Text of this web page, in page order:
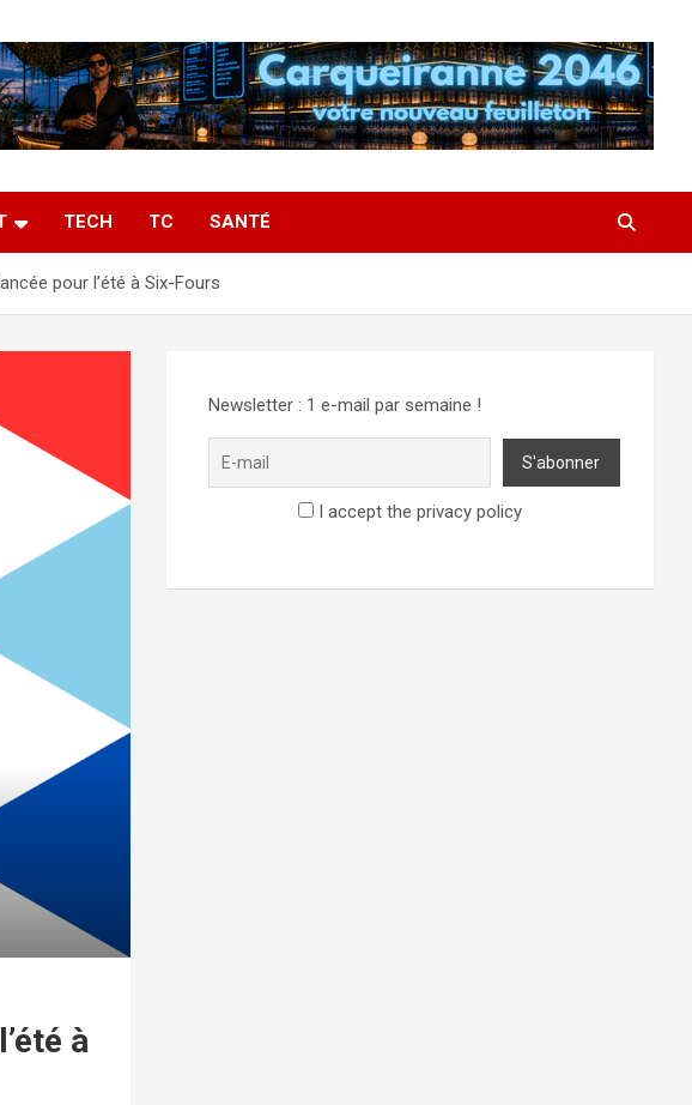
TECH TC SANTÉ
pour l’été à Six-Fours
à
Newsletter : 1 e-mail par semaine !
I accept the privacy policy